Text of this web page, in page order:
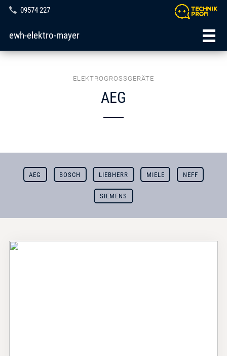
09574 227
ewh-elektro-mayer
ELEKTROGROSSGERÄTE
AEG
AEG BOSCH LIEBHERR MIELE NEFF
SIEMENS